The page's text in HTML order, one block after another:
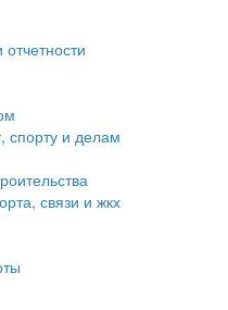
области
округа
учтенных
малого и
спорту и делам
связи и жкх